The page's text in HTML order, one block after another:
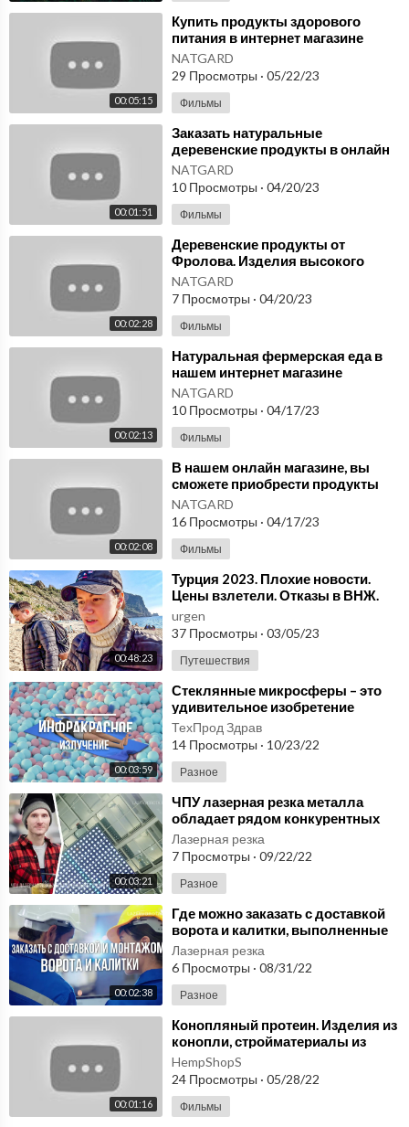
00:05:15
⁣Купить продукты здорового
питания в интернет магазине
NatGard, а также изделия из
микросфер.
NATGARD
29 Просмотры · 05/22/23
Фильмы
00:01:51
⁣Заказать натуральные
деревенские продукты в онлайн
магазине NatGard. Микросферы в
Москве
NATGARD
10 Просмотры · 04/20/23
Фильмы
00:02:28
⁣Деревенские продукты от
Фролова. Изделия высокого
качества с микросферами в
онлайн магазине NatGard
NATGARD
7 Просмотры · 04/20/23
Фильмы
00:02:13
⁣Натуральная фермерская еда в
нашем интернет магазине
NatGard Продукты от Фролова
Микросферы
NATGARD
10 Просмотры · 04/17/23
Фильмы
00:02:08
⁣В нашем онлайн магазине, вы
сможете приобрести продукты
высокого качества, содержащие
микросферы.
NATGARD
16 Просмотры · 04/17/23
Фильмы
00:48:23
⁣Турция 2023. Плохие новости.
Цены взлетели. Отказы в ВНЖ.
Красивые места рядом с Аланьей
#9
urgen
37 Просмотры · 03/05/23
Путешествия
00:03:59
⁣Стеклянные микросферы – это
удивительное изобретение
последнего века. ЧТО умаю о них
в России?
ТехПрод Здрав
14 Просмотры · 10/23/22
Разное
00:03:21
⁣ЧПУ лазерная резка металла
обладает рядом конкурентных
преимуществ. ЛАЗЕРВОРОТА
Лазерная резка
7 Просмотры · 09/22/22
Разное
00:02:38
⁣Где можно заказать с доставкой
ворота и калитки, выполненные
лазерной резкой металла рядом с
Москвой
Лазерная резка
6 Просмотры · 08/31/22
Разное
00:01:16
⁣Конопляный протеин. Изделия из
конопли, стройматериалы из
конопли, сырье из конопли в
магазине.
HempShopS
24 Просмотры · 05/28/22
Фильмы